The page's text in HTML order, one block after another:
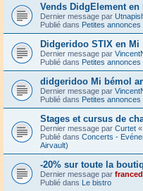
Vends DidgElement en
Dernier message par
Publié dans Petites annonces
Didgeridoo STIX en Mi
Dernier message par
Publié dans Petites annonces
didgeridoo Mi bémol
Dernier message par
Publié dans Petites annonces
Stages et cursus de
Dernier message par Curtet «
Publié dans Concerts -
Airvault)
-20% sur toute la
Dernier message par
Publié dans Le bistro